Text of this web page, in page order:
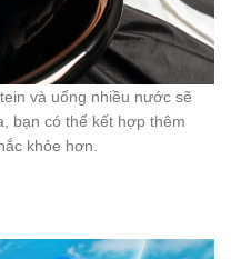
và uống nhiều nước sẽ
bạn có thể kết hợp thêm
khỏe hơn.